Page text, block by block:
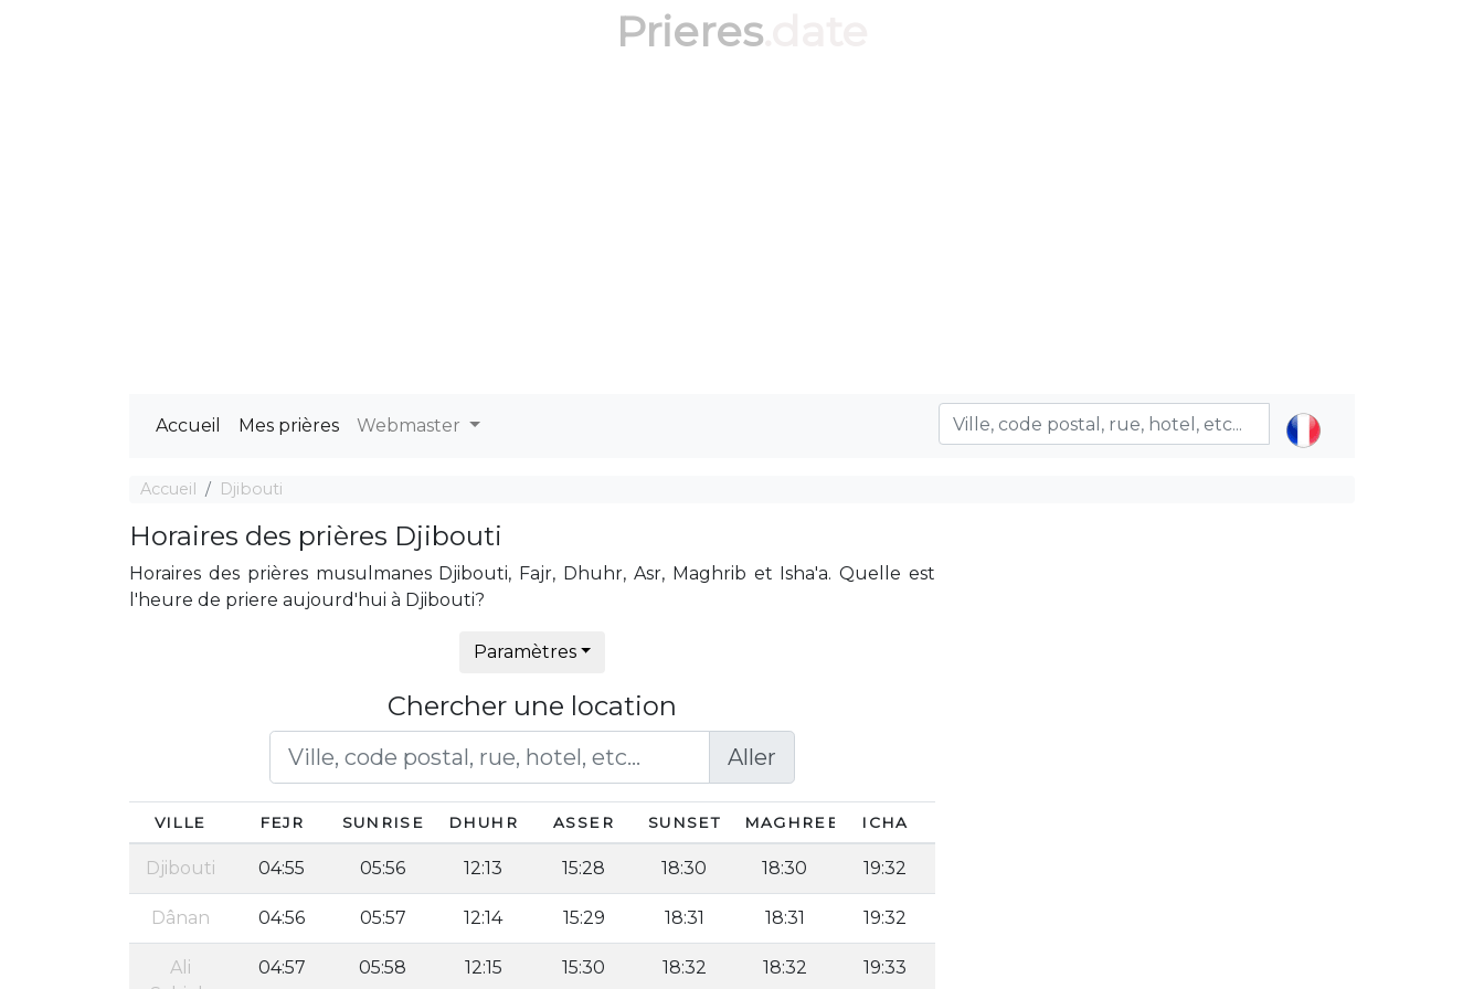
Prieres
Accueil Mes prières Webmaster
Accueil Djibouti
Horaires des prières Djibouti
Horaires des prières musulmanes Djibouti, Fajr, Dhuhr, Asr, Maghrib et Isha'a. Quelle est
l'heure de priere aujourd'hui à Djibouti?
Paramètres
Chercher une location
Aller
VILLE FEJR SUNRISE DHUHR ASSER SUNSET MAGHREB ICHA
Djibouti 04:55 05:56 12:13 15:28 18:30 18:30 19:32
Dânan 04:56 05:57 12:14 15:29 18:31 18:31 19:32
Ali
04:57 05:58 12:15 15:30 18:32 18:32 19:33